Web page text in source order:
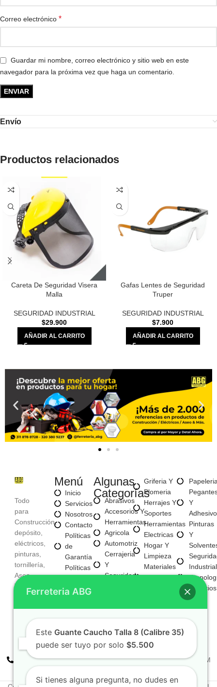
Correo electrónico *
Guardar mi nombre, correo electrónico y sitio web en este
navegador para la próxima vez que haga un comentario.
Envío
Productos relacionados
Careta De Seguridad Visera
Malla
SEGURIDAD INDUSTRIAL
$29.900
AÑADIR AL CARRITO
Gafas Lentes de Seguridad
Truper
SEGURIDAD INDUSTRIAL
$7.900
AÑADIR AL CARRITO
Todo
para
Construcción,
depósito,
eléctricos,
pinturas,
tornillería,
Aseo,
Tecnología,
entre
otros
Menú
Inicio
Servicios
Nosotros
Contacto
Políticas
de
Garantía
Políticas
Privacidad
Algunas
Categorías
Abrasivos
Accesorios Y
Herramientas
Agricola
Automotriz
Cerrajeria
Y
Seguridad
Iluminacion
Fijaciones
Y
Tornilleria
Griferia Y
Plomeria
Herrajes Y
Soportes
Herramientas
Electricas
Hogar Y
Limpieza
Materiales
Para
Construccion
Mayorista
De Negocio
Nuevo
Y
Pinturas
Y
Industrial
Servicios
+57 310 2938411
FERREPINTURASABG123@GMAIL.COM
Ferreteria ABG
Este Guante Caucho Talla 8 (Calibre 35)
puede ser tuyo por solo $5.500
Si tienes alguna pregunta, no dudes en